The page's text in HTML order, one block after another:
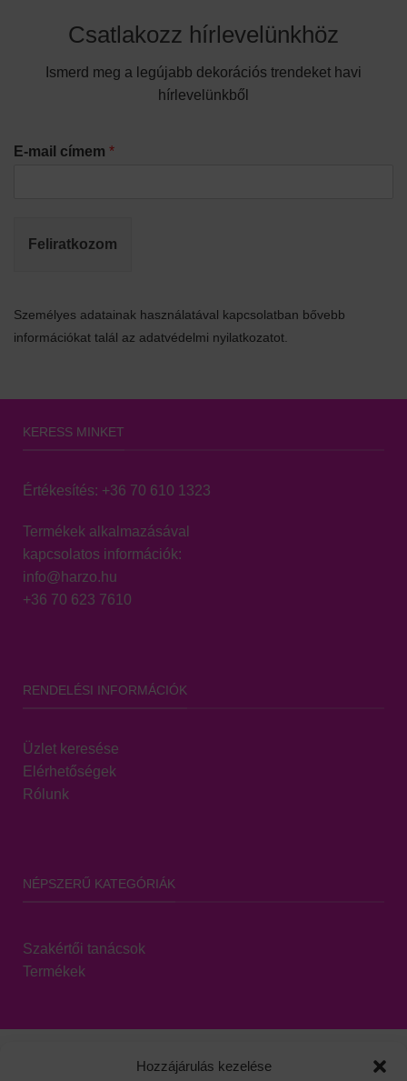
Hozzájárulás kezelése
Csatlakozz hírlevelünkhöz
Ismerd meg a legújabb dekorációs trendeket havi
hírlevelünkből
E-mail címem *
Feliratkozom
Személyes adatainak használatával kapcsolatban bővebb
információkat talál az adatvédelmi nyilatkozatot.
KERESS MINKET
Értékesítés: +36 70 610 1323
Termékek alkalmazásával
kapcsolatos információk:
info@harzo.hu
+36 70 623 7610
RENDELÉSI INFORMÁCIÓK
Üzlet keresése
Elérhetőségek
Rólunk
NÉPSZERŰ KATEGÓRIÁK
Szakértői tanácsok
Termékek